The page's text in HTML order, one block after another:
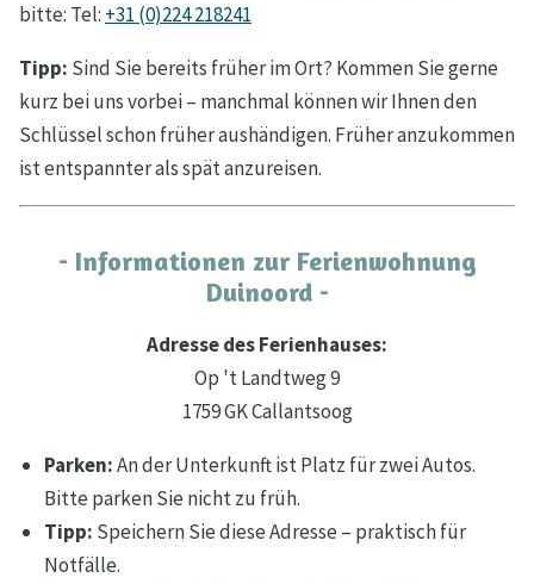
bitte: Tel: +31 (0)224 218241
Tipp: Sind Sie bereits früher im Ort? Kommen Sie gerne
kurz bei uns vorbei – manchmal können wir Ihnen den
Schlüssel schon früher aushändigen. Früher anzukommen
ist entspannter als spät anzureisen.
- Informationen zur Ferienwohnung
Duinoord -
Adresse des Ferienhauses:
Op 't Landtweg 9
1759 GK Callantsoog
Parken:An der Unterkunft ist Platz für zwei Autos.
Bitte parken Sie nicht zu früh.
Tipp: Speichern Sie diese Adresse – praktisch für
Notfälle.